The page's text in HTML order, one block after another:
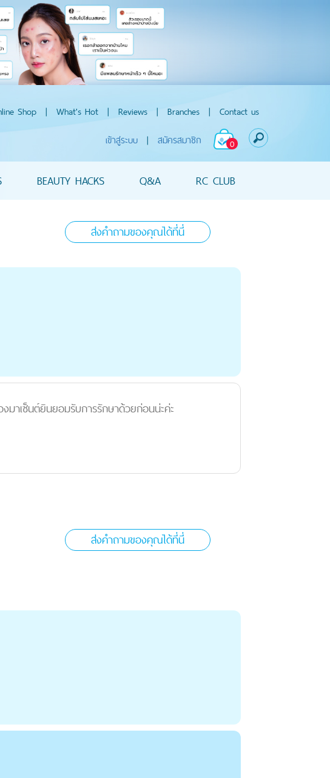
Shop | What's Hot | Reviews | Branches | Contact us
0
เข้าสู่ระบบ | สมัครสมาชิก
BEAUTY HACKS Q&A RC CLUB
ส่งคำถามของคุณได้ที่นี่
าเซ็นต์ยินยอมรับการรักษาด้วยก่อนน่ะค่ะ
ส่งคำถามของคุณได้ที่นี่